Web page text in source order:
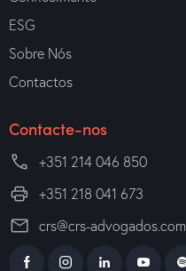
ESG
Sobre Nós
Contactos
Contacte-nos
+351 214 046 850
+351 218 041 673
crs@crs-advogados.com